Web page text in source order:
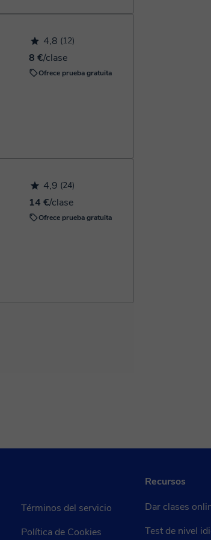
4,8 (12)
8 €/clase
Ofrece prueba gratuita
4,9 (24)
14 €/clase
Ofrece prueba gratuita
Términos del servicio
Política de Cookies
Recursos
Dar clases
Test de nivel